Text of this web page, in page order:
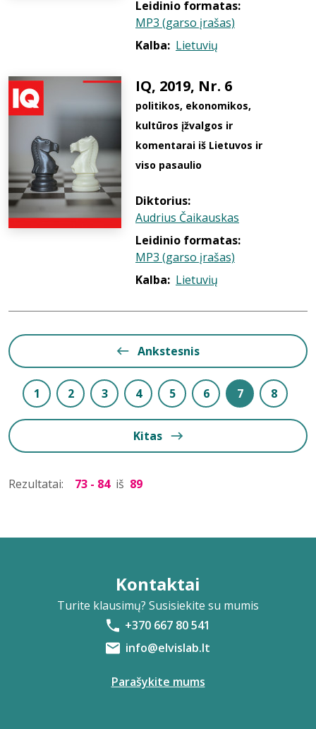
Leidinio formatas:
MP3 (garso įrašas)
Kalba: Lietuvių
IQ, 2019, Nr. 6
politikos, ekonomikos,
kultūros įžvalgos ir
komentarai iš Lietuvos ir
viso pasaulio
Diktorius:
Audrius Čaikauskas
Leidinio formatas:
MP3 (garso įrašas)
Kalba: Lietuvių
Ankstesnis
1 2 3 4 5 6 7 8
Kitas
Rezultatai: 73 - 84 iš 89
Kontaktai
Turite klausimų? Susisiekite su mumis
+370 667 80 541
info@elvislab.lt
Parašykite mums